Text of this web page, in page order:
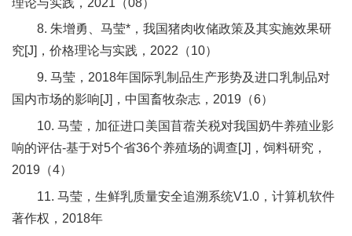
8. 朱增勇、马莹*，我国猪肉收储政策及其实施效果研
究[J]，价格理论与实践，2022（10）
9. 马莹，2018年国际乳制品生产形势及进口乳制品对
国内市场的影响[J]，中国畜牧杂志，2019（6）
10. 马莹，加征进口美国苜蓿关税对我国奶牛养殖业影
响的评估-基于对5个省36个养殖场的调查[J]，饲料研究，
2019（4）
11. 马莹，生鲜乳质量安全追溯系统V1.0，计算机软件
著作权，2018年